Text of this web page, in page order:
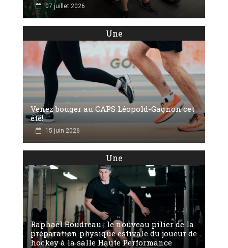
07 juillet 2026
Une
Venez bouger au CAPS Léopold-Gagnon cet
été!
15 juin 2026
Une
Raphaël Boudreau : le nouveau pilier de la
préparation physique estivale du joueur de
hockey à la salle Haute Performance